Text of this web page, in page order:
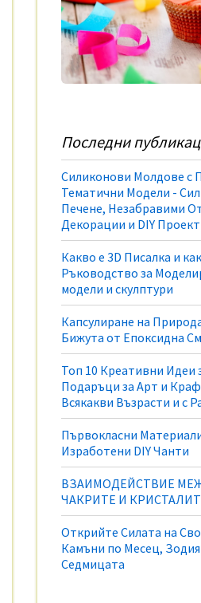
звезди
Последни
Силиконови Молдове с
Тематични Модели -
Печене, Незабравими
Декорации и DIY
Какво е 3D Писалка и
Ръководство за
модели и скулптури
Капсулиране на
Бижута от Епоксидна
Топ 10 Креативни Идеи
Подаръци за Арт и
Всякакви Възрасти и с
Първокласни
Изработени DIY Чанти
ВЗАИМОДЕЙСТВИЕ
ЧАКРИТЕ И
Открийте Силата на
Камъни по Месец,
Седмицата